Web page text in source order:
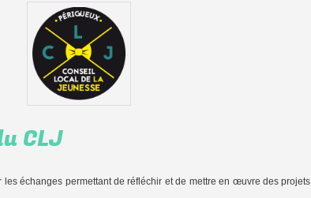
CLJ
les échanges permettant de réfléchir et de mettre en œuvre des projets